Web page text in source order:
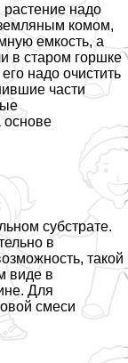
надо
комом,
емкость, а
в старом горшке
надо очистить
части
основе
субстрате.
в
такой
виде в
Для
смеси